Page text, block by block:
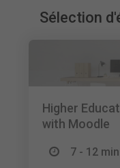
Sélection
Higher
with Moodle
7 - 12 min